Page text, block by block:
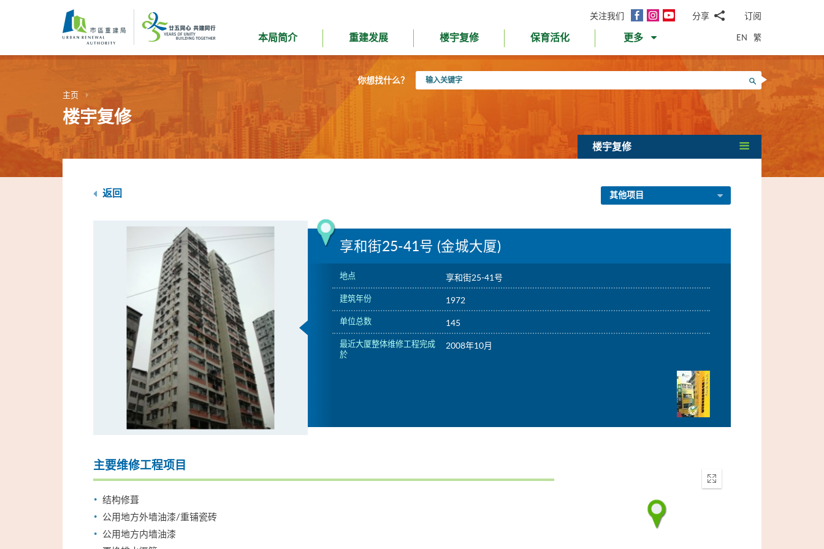
内
关注我们
面
InstagramYouTube分享
邮WhatsApp
微
信
面
书Twitter
LinkedIn
微
订阅
本局简介 重建发展 楼宇复修 保育活化 更多 EN 繁
你想找什么？
入
搜寻
主页
楼宇复修
楼宇复修
返回 其他项目
享和街25-41号 (金城大厦)
地点 享和街25-41号
建筑年份 1972
单位总数 145
最近大厦整体维修工程完成
於
2008年10月
主要维修工程项目
结构修葺
公用地方外墙油漆/重铺瓷砖
公用地方内墙油漆
Enter
fullscreen